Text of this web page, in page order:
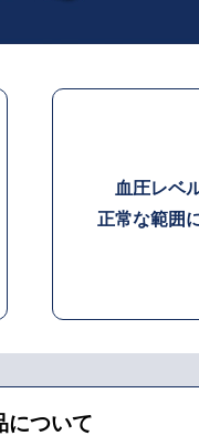
血圧レベ
正常な範囲
について